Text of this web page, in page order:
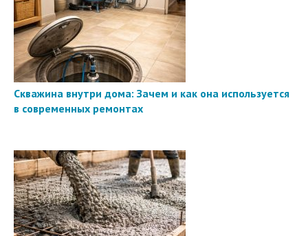
Скважина внутри дома: Зачем и как она используется
в современных ремонтах